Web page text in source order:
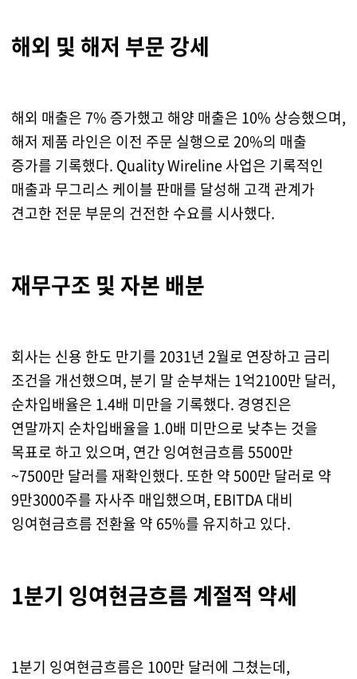
해외 및 해저 부문 강세
해외 매출은 7% 증가했고 해양 매출은 10% 상승했으며,
해저 제품 라인은 이전 주문 실행으로 20%의 매출
증가를 기록했다. Quality Wireline 사업은 기록적인
매출과 무그리스 케이블 판매를 달성해 고객 관계가
견고한 전문 부문의 건전한 수요를 시사했다.
재무구조 및 자본 배분
회사는 신용 한도 만기를 2031년 2월로 연장하고 금리
조건을 개선했으며, 분기 말 순부채는 1억2100만 달러,
순차입배율은 1.4배 미만을 기록했다. 경영진은
연말까지 순차입배율을 1.0배 미만으로 낮추는 것을
목표로 하고 있으며, 연간 잉여현금흐름 5500만
~7500만 달러를 재확인했다. 또한 약 500만 달러로 약
9만3000주를 자사주 매입했으며, EBITDA 대비
잉여현금흐름 전환율 약 65%를 유지하고 있다.
1분기 잉여현금흐름 계절적 약세
1분기 잉여현금흐름은 100만 달러에 그쳤는데,